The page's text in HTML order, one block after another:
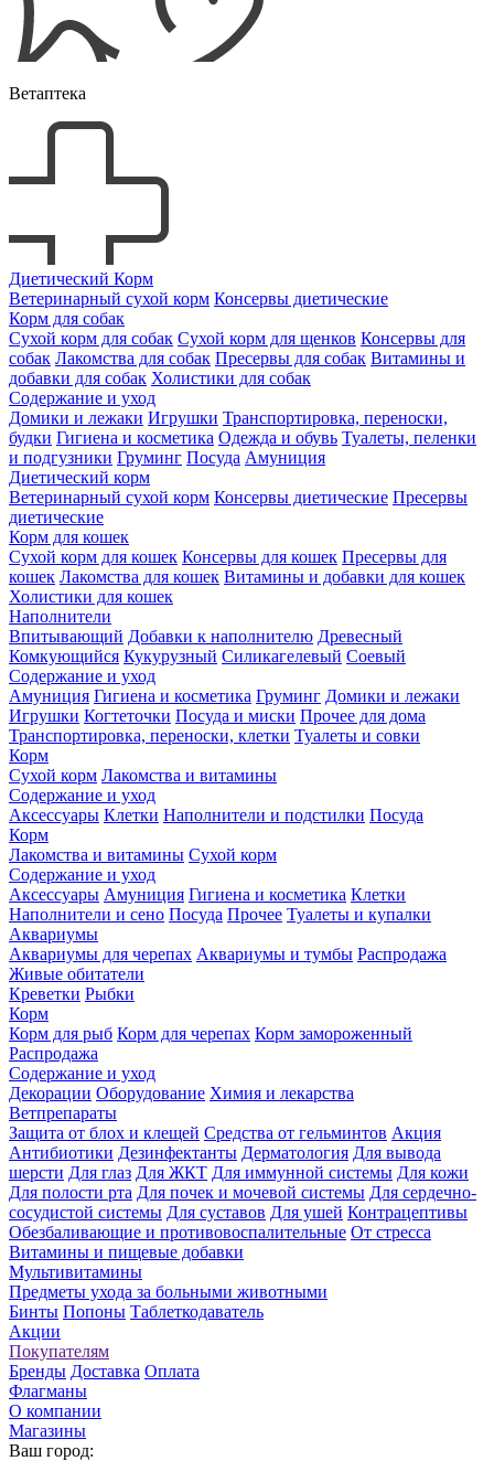
Ветаптека
Диетический Корм
Ветеринарный сухой корм Консервы диетические
Корм для собак
Сухой корм для собак Сухой корм для щенков Консервы для
собак Лакомства для собак Пресервы для собак Витамины и
добавки для собак Холистики для собак
Содержание и уход
Домики и лежаки Игрушки Транспортировка, переноски,
будки Гигиена и косметика Одежда и обувь Туалеты, пеленки
и подгузники Груминг Посуда Амуниция
Диетический корм
Ветеринарный сухой корм Консервы диетические Пресервы
диетические
Корм для кошек
Сухой корм для кошек Консервы для кошек Пресервы для
кошек Лакомства для кошек Витамины и добавки для кошек
Холистики для кошек
Наполнители
Впитывающий Добавки к наполнителю Древесный
Комкующийся Кукурузный Силикагелевый Соевый
Содержание и уход
Амуниция Гигиена и косметика Груминг Домики и лежаки
Игрушки Когтеточки Посуда и миски Прочее для дома
Транспортировка, переноски, клетки Туалеты и совки
Корм
Сухой корм Лакомства и витамины
Содержание и уход
Аксессуары Клетки Наполнители и подстилки Посуда
Корм
Лакомства и витамины Сухой корм
Содержание и уход
Аксессуары Амуниция Гигиена и косметика Клетки
Наполнители и сено Посуда Прочее Туалеты и купалки
Аквариумы
Аквариумы для черепах Аквариумы и тумбы Распродажа
Живые обитатели
Креветки Рыбки
Корм
Корм для рыб Корм для черепах Корм замороженный
Распродажа
Содержание и уход
Декорации Оборудование Химия и лекарства
Ветпрепараты
Защита от блох и клещей Средства от гельминтов Акция
Антибиотики Дезинфектанты Дерматология Для вывода
шерсти Для глаз Для ЖКТ Для иммунной системы Для кожи
Для полости рта Для почек и мочевой системы Для сердечно-
сосудистой системы Для суставов Для ушей Контрацептивы
Обезбаливающие и противовоспалительные От стресса
Витамины и пищевые добавки
Мультивитамины
Предметы ухода за больными животными
Бинты Попоны Таблеткодаватель
Акции
Покупателям
Бренды Доставка Оплата
Флагманы
О компании
Магазины
Ваш город: